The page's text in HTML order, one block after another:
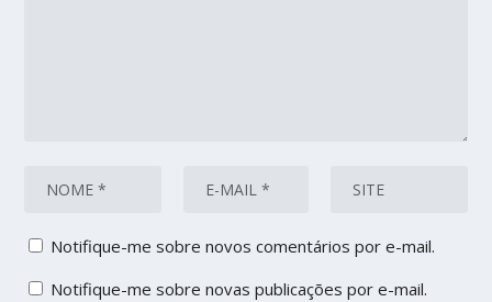
Notifique-me sobre novos comentários por e-mail.
Notifique-me sobre novas publicações por e-mail.